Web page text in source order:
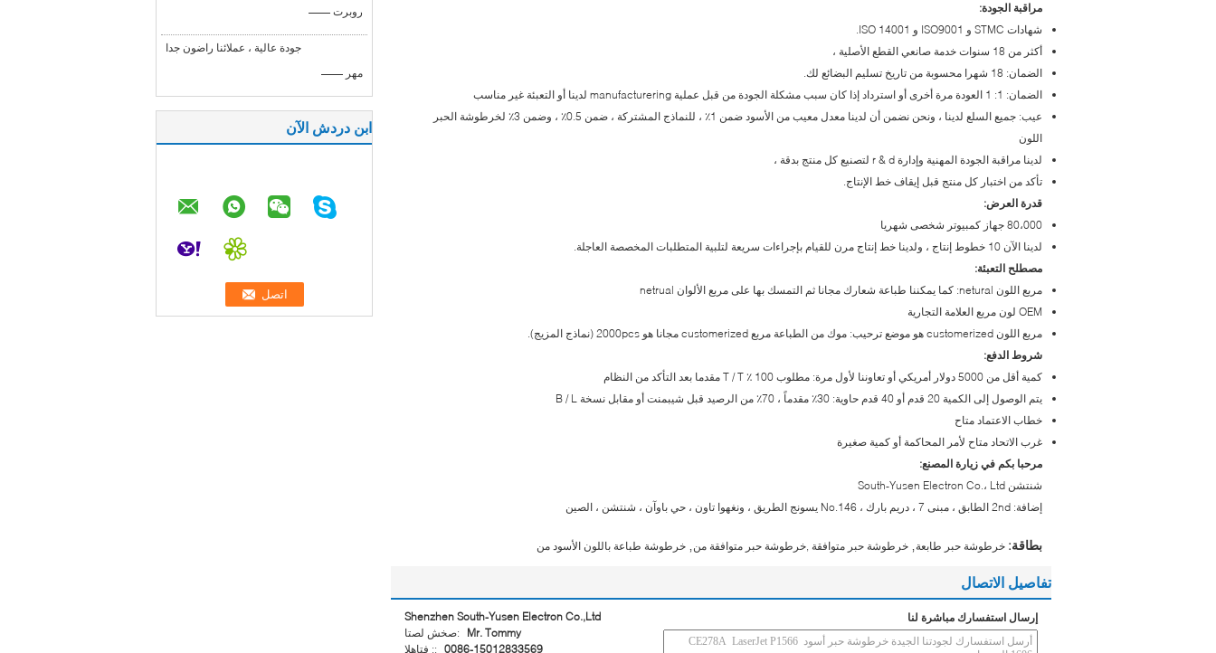
—— روبرت
جودة عالية ، عملائنا راضون جدا
—— مهر
ابن دردش الآن
مراقبة الجودة:
شهادات STMC و ISO9001 و ISO 14001.
أكثر من 18 سنوات خدمة صانعي القطع الأصلية ،
الضمان: 18 شهرا محسوبة من تاريخ تسليم البضائع لك.
الضمان: 1: 1 العودة مرة أخرى أو استرداد إذا كان سبب مشكلة الجودة من قبل عملية manufacturering لدينا أو التعبئة غير مناسب
عيب: جميع السلع لدينا ، ونحن نضمن أن لدينا معدل معيب من الأسود ضمن 1٪ ، للنماذج المشتركة ، ضمن 0.5٪ ، وضمن 3٪ لخرطوشة الحبر
اللون
لدينا مراقبة الجودة المهنية وإدارة r & d لتصنيع كل منتج بدقة ،
تأكد من اختبار كل منتج قبل إيقاف خط الإنتاج.
قدرة العرض:
80،000 جهاز كمبيوتر شخصى شهريا
لدينا الآن 10 خطوط إنتاج ، ولدينا خط إنتاج مرن للقيام بإجراءات سريعة لتلبية المتطلبات المخصصة العاجلة.
مصطلح التعبئة:
مربع اللون netural: كما يمكننا طباعة شعارك مجانا ثم التمسك بها على مربع الألوان netrual
OEM لون مربع العلامة التجارية
مربع اللون customerized هو موضع ترحيب: موك من الطباعة مربع customerized مجانا هو 2000pcs (نماذج المزيج).
شروط الدفع:
كمية أقل من 5000 دولار أمريكي أو تعاوننا لأول مرة: مطلوب 100 ٪ T / T مقدما بعد التأكد من النظام
يتم الوصول إلى الكمية 20 قدم أو 40 قدم حاوية: 30٪ مقدماً ، 70٪ من الرصيد قبل شيبمنت أو مقابل نسخة B / L
خطاب الاعتماد متاح
غرب الاتحاد متاح لأمر المحاكمة أو كمية صغيرة
مرحبا بكم في زيارة المصنع:
شنتشن South-Yusen Electron Co.، Ltd
إضافة: 2nd الطابق ، مبنى 7 ، دريم بارك ، No.146 يسونج الطريق ، ونغهوا تاون ، حي باوآن ، شنتشن ، الصين
بطاقة: خرطوشة حبر طابعة خرطوشة حبر متوافقة ,خرطوشة حبر متوافقة من خرطوشة طباعة باللون الأسود من
تفاصيل الاتصال
Shenzhen South-Yusen Electron Co.,Ltd
اتصل شخص:
Mr. Tommy
الهاتف :: 0086-15012833569
إرسال استفسارك مباشرة لنا